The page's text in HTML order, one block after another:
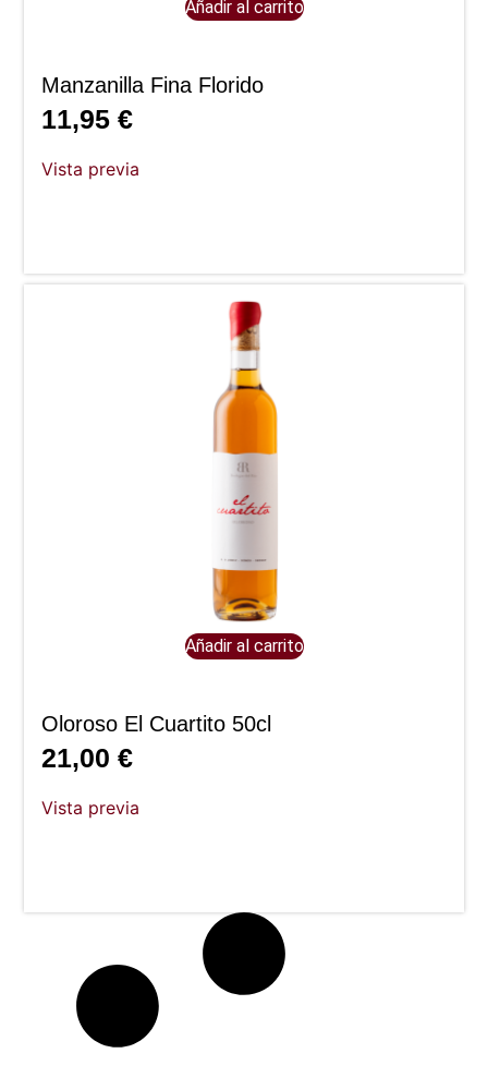
Añadir al carrito
Manzanilla Fina Florido
11,95€
Vista previa
Añadir al carrito
Oloroso El Cuartito 50cl
21,00€
Vista previa